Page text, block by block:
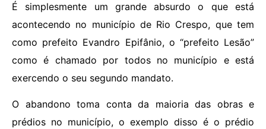
É simplesmente um grande absurdo o que está
acontecendo no município de Rio Crespo, que tem
como prefeito Evandro Epifânio, o “prefeito Lesão”
como é chamado por todos no município e está
exercendo o seu segundo mandato.
O abandono toma conta da maioria das obras e
prédios no município, o exemplo disso é o prédio